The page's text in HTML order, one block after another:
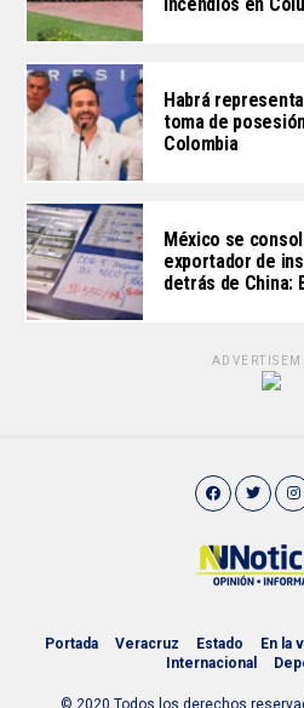
Habrá
toma de
Colombia
México se
exportador de
detrás de China:
Portada Veracruz Estado En la
Internacional